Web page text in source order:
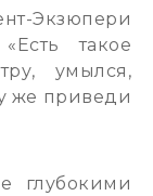
Экзюпери
такое
умылся,
же приведи
глубокими